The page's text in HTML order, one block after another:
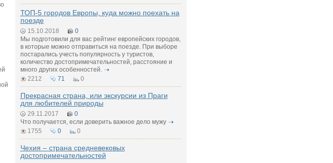
ТОП-5 городов Европы, куда можно поехать на
поезде
15.10.2018
0
Мы подготовили для вас рейтинг европейских городов,
в которые можно отправиться на поезде. При выборе
постарались учесть популярность у туристов,
количество достопримечательностей, расстояние и
много других особенностей.
2212
71 0
Прекрасная страна, или экскурсии из Праги
для любителей природы
29.11.2017
0
Что получается, если доверить важное дело мужу
1755
0 0
Чехия – страна средневековых
достопримечательностей